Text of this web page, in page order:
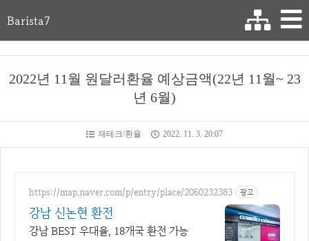
Barista7
2022년 11월 원달러환율 예상금액(22년 11월~ 23
년 6월)
재테크/환율 2022. 11. 3. 20:07
https://map.naver.com/p/entry/place/2060232383 광고
강남 신논현 환전
강남 BEST 우대율, 18개국 환전 가능